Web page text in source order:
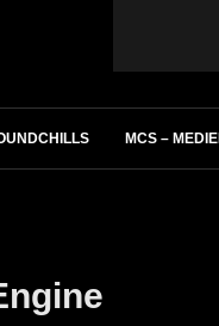
MCS –